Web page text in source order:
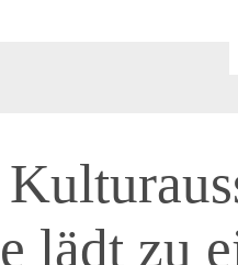
lädt zu